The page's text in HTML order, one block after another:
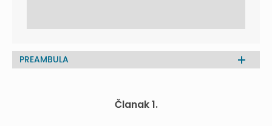
PREAMBULA
Članak 1.